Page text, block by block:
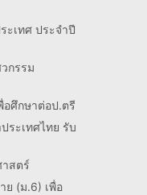
ะเทศ ประจำปี
กรรม
อศึกษาต่อป.ตรี
ระเทศไทย รับ
สตร์
ย (ม.6) เพื่อ